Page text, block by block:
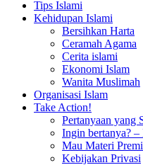
Tips Islami
Kehidupan Islami
Bersihkan Harta
Ceramah Agama
Cerita islami
Ekonomi Islam
Wanita Muslimah
Organisasi Islam
Take Action!
Pertanyaan yang
Ingin bertanya?
Mau Materi
Kebijakan Privasi